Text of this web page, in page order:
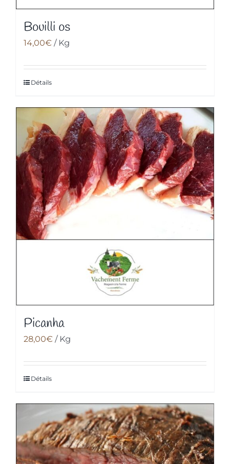
Bouilli os
14,00€ / Kg
Détails
Picanha
28,00€ / Kg
Détails